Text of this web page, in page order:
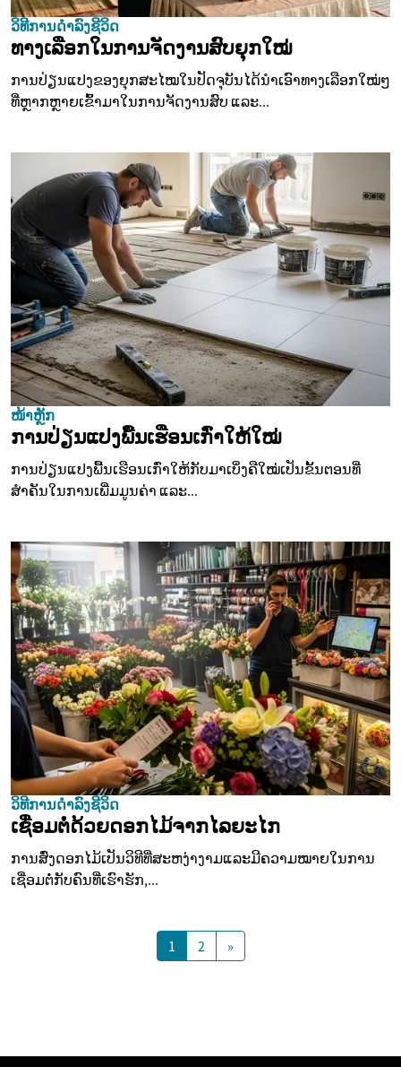
ວິທີການດຳລົງຊີວິດ
ທາງເລືອກໃນການຈັດງານສົບຍຸກໃໝ່
ການປ່ຽນແປງຂອງຍຸກສະໄໝໃນປັດຈຸບັນໄດ້ນຳເອົາທາງເລືອກໃໝ່ໆ
ທີ່ຫຼາກຫຼາຍເຂົ້າມາໃນການຈັດງານສົບ ແລະ...
ໜ້າຫຼັກ
ການປ່ຽນແປງພື້ນເຮືອນເກົ່າໃຫ້ໃໝ່
ການປ່ຽນແປງພື້ນເຮືອນເກົ່າໃຫ້ກັບມາເບິ່ງຄືໃໝ່ເປັນຂັ້ນຕອນທີ່
ສຳຄັນໃນການເພີ່ມມູນຄ່າ ແລະ...
ວິທີການດຳລົງຊີວິດ
ເຊື່ອມຕໍ່ດ້ວຍດອກໄມ້ຈາກໄລຍະໄກ
ການສົ່ງດອກໄມ້ເປັນວິທີທີ່ສະຫງ່າງາມແລະມີຄວາມໝາຍໃນການ
ເຊື່ອມຕໍ່ກັບຄົນທີ່ເຮົາຮັກ,...
1 2 »